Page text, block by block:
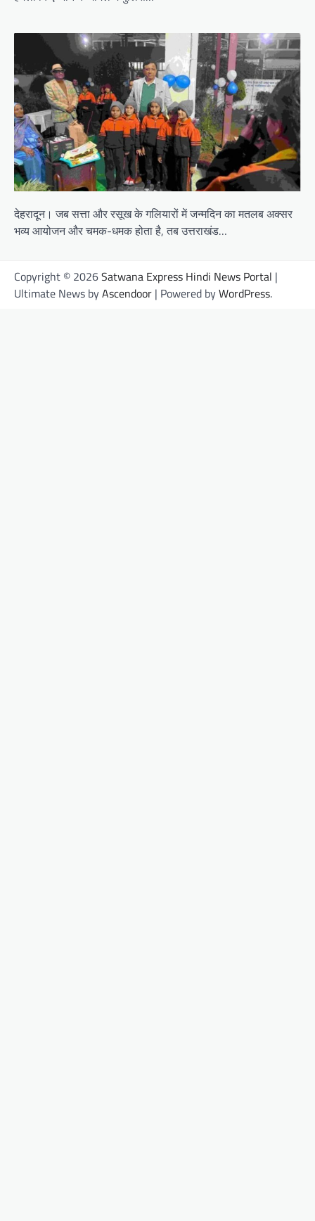
देहरादून। जब सत्ता और रसूख के गलियारों में जन्मदिन का मतलब अक्सर
भव्य आयोजन और चमक-धमक होता है, तब उत्तराखंड…
Copyright © 2026Satwana Express Hindi News Portal |
Ultimate News byAscendoor | Powered byWordPress.